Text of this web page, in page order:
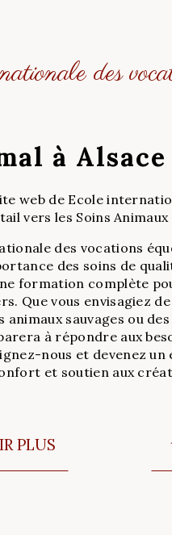
des
à Alsace
web de Ecole
vers les Soins
des vocations
des soins de
formation complète
Que vous envisagiez
animaux sauvages ou
à répondre aux
nous et devenez
et soutien aux
PLUS